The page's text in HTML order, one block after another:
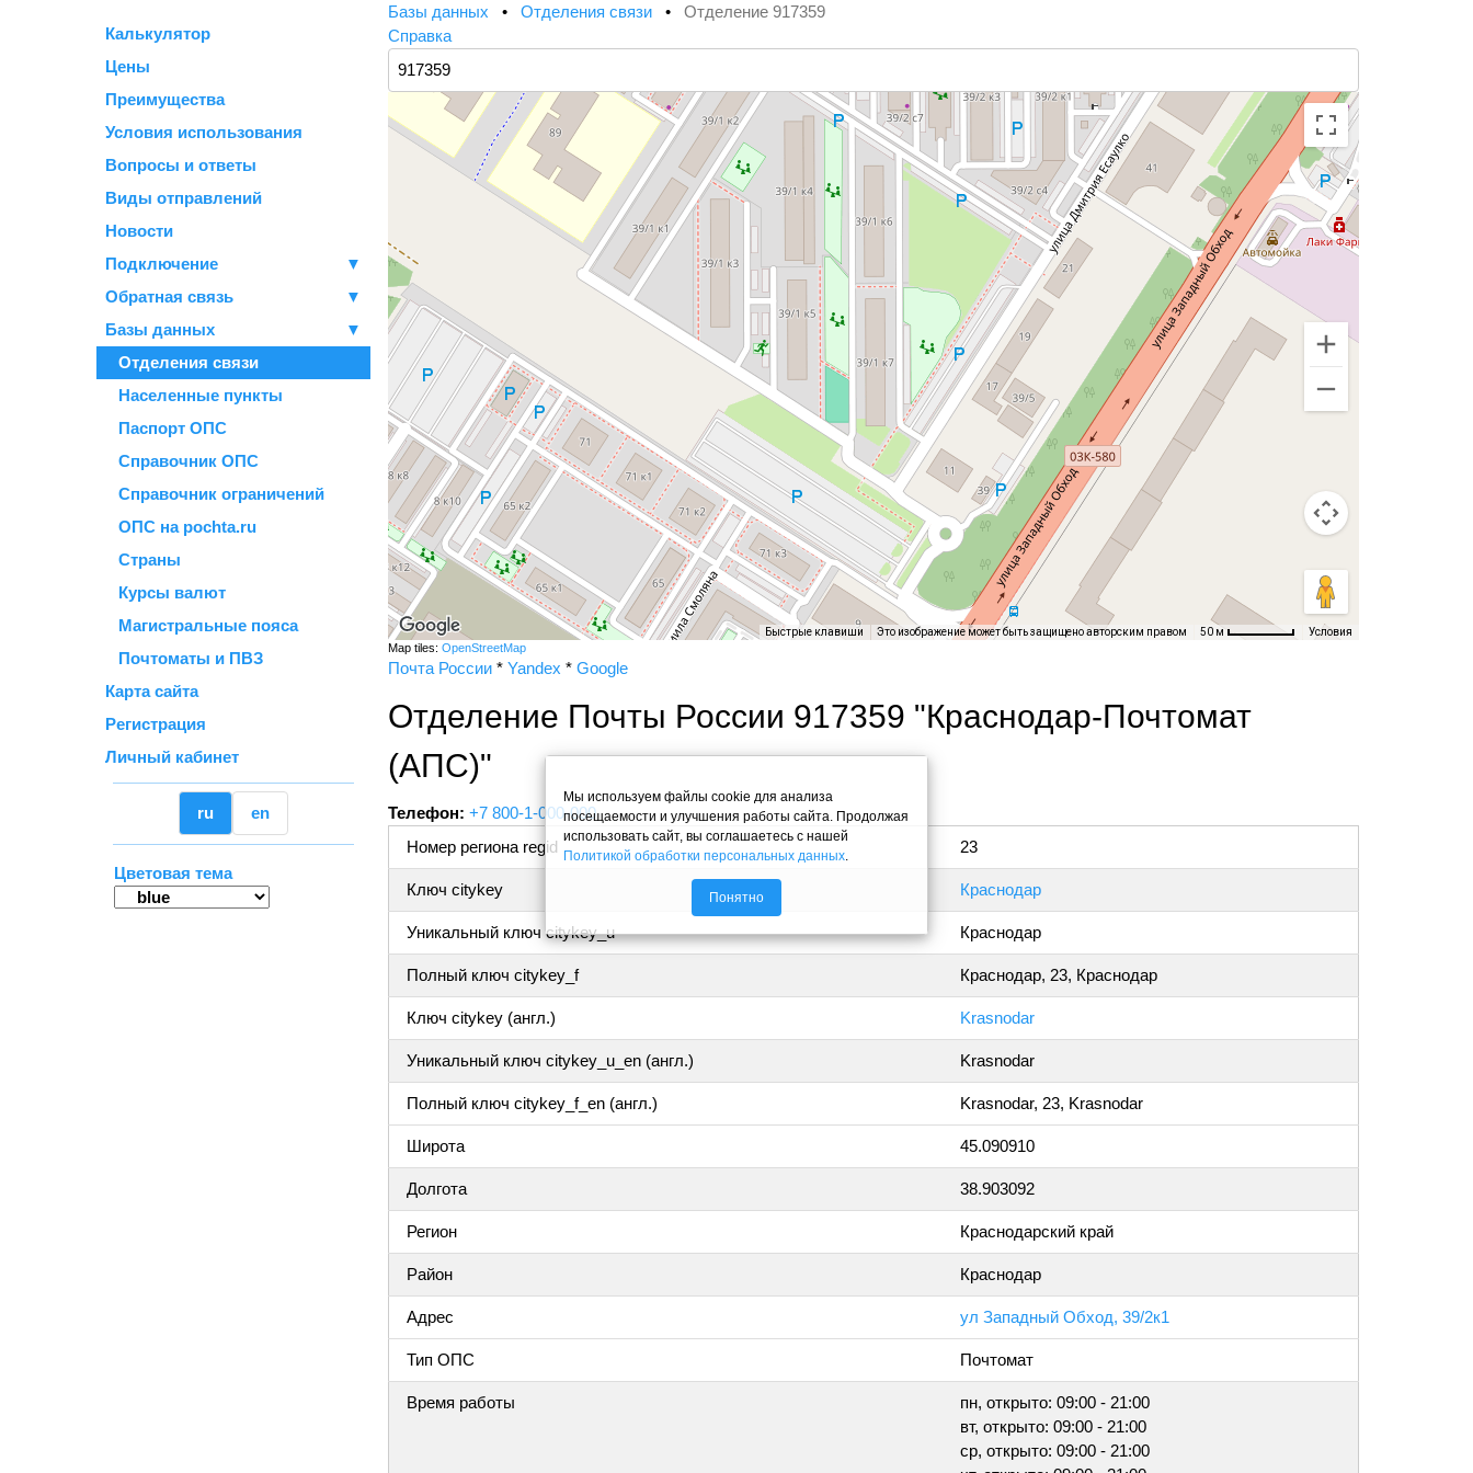
Калькулятор
Цены
Преимущества
Условия использования
Вопросы и ответы
Виды отправлений
Новости
Подключение
▼
Обратная связь
▼
Базы данных
▼
Отделения связи
Населенные пункты
Паспорт ОПС
Справочник ОПС
Справочник ограничений
ОПС на pochta.ru
Страны
Курсы валют
Магистральные пояса
Почтоматы и ПВЗ
Карта сайта
Регистрация
Личный кабинет
ru en
Цветовая тема
Базы данных • Отделения связи • Отделение 917359
Справка
Быстрые клавиши Это изображение может быть защищено авторским правом 50 м Условия
Map tiles: OpenStreetMap
Почта России * Yandex * Google
Отделение Почты России 917359 "Краснодар-Почтомат
(АПС)"
Телефон: +7 800-1-000-000
Номер региона regid
23
Ключ citykey Краснодар
Уникальный ключ citykey_u Краснодар
Полный ключ citykey_f Краснодар, 23, Краснодар
Ключ citykey (англ.) Krasnodar
Уникальный ключ citykey_u_en (англ.) Krasnodar
Полный ключ citykey_f_en (англ.) Krasnodar, 23, Krasnodar
Широта 45.090910
Долгота 38.903092
Регион Краснодарский край
Район Краснодар
Адрес ул Западный Обход, 39/2к1
Тип ОПС Почтомат
Время работы
пн, открыто: 09:00 - 21:00
вт, открыто: 09:00 - 21:00
ср, открыто: 09:00 - 21:00
Мы используем файлы cookie для анализа
посещаемости и улучшения работы сайта. Продолжая
использовать сайт, вы соглашаетесь с нашей
Политикой обработки персональных данных
Понятно